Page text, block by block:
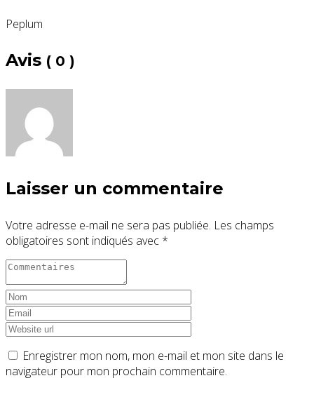
Peplum
Avis ( 0 )
Laisser un commentaire
Votre adresse e-mail ne sera pas publiée. Les champs
obligatoires sont indiqués avec *
Enregistrer mon nom, mon e-mail et mon site dans le
navigateur pour mon prochain commentaire.